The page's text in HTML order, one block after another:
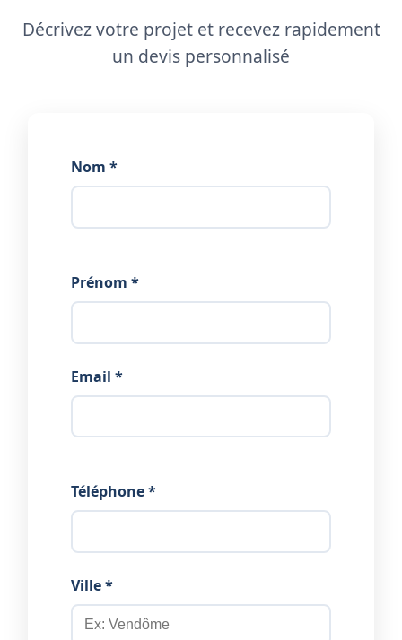
Décrivez votre projet et recevez rapidement
un devis personnalisé
Nom *
Prénom *
Email *
Téléphone *
Ville *